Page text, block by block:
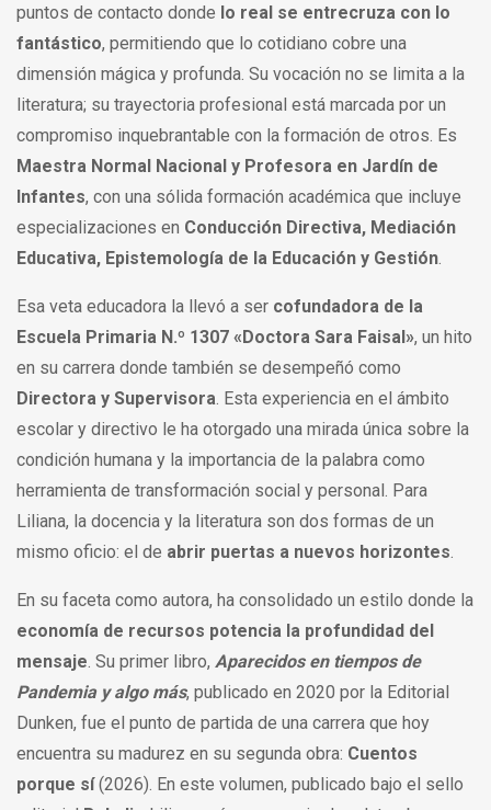
puntos de contacto donde lo real se entrecruza con lo
fantástico, permitiendo que lo cotidiano cobre una
dimensión mágica y profunda. Su vocación no se limita a la
literatura; su trayectoria profesional está marcada por un
compromiso inquebrantable con la formación de otros. Es
Maestra Normal Nacional y Profesora en Jardín de
Infantes, con una sólida formación académica que incluye
especializaciones en Conducción Directiva, Mediación
Educativa, Epistemología de la Educación y Gestión.
Esa veta educadora la llevó a ser cofundadora de la
Escuela Primaria N.º 1307 «Doctora Sara Faisal», un hito
en su carrera donde también se desempeñó como
Directora y Supervisora. Esta experiencia en el ámbito
escolar y directivo le ha otorgado una mirada única sobre la
condición humana y la importancia de la palabra como
herramienta de transformación social y personal. Para
Liliana, la docencia y la literatura son dos formas de un
mismo oficio: el de abrir puertas a nuevos horizontes.
En su faceta como autora, ha consolidado un estilo donde la
economía de recursos potencia la profundidad del
mensaje. Su primer libro, Aparecidos en tiempos de
Pandemia y algo más, publicado en 2020 por la Editorial
Dunken, fue el punto de partida de una carrera que hoy
encuentra su madurez en su segunda obra: Cuentos
porque sí(2026). En este volumen, publicado bajo el sello